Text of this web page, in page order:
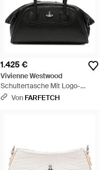
1.425 €
Vivienne Westwood
Schultertasche Mit Logo-
Schild - Schwarz
Von FARFETCH